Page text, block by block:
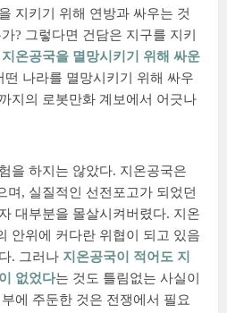
지키기 위해 연방과 싸우는 것
? 그렇다면 건담은 지구를 지키
지온공국을 멸망시키기 위해 싸운
나라를 멸망시키기 위해 싸우
지의 로봇만화 계보에서 어긋나
을 하지는 않았다. 지온공국은
며, 실질적인 선전포고가 되었던
대부분을 몰살시켜버렸다. 지온
안위에 커다란 위협이 되고 있음
. 그러나 지온공국이 적어도 지
없었다는 것도 틀림없는 사실이
에 주둔한 것은 전쟁에서 필요